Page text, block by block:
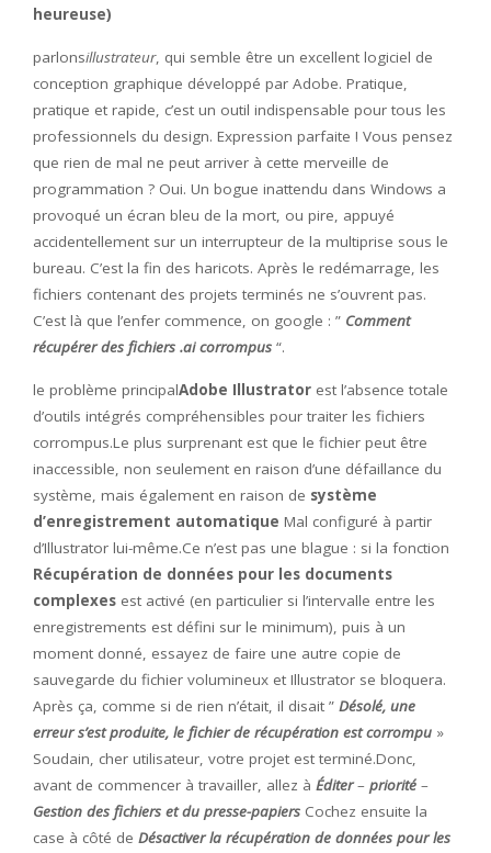
heureuse)
parlonsillustrateur, qui semble être un excellent logiciel de
conception graphique développé par Adobe. Pratique,
pratique et rapide, c’est un outil indispensable pour tous les
professionnels du design. Expression parfaite ! Vous pensez
que rien de mal ne peut arriver à cette merveille de
programmation ? Oui. Un bogue inattendu dans Windows a
provoqué un écran bleu de la mort, ou pire, appuyé
accidentellement sur un interrupteur de la multiprise sous le
bureau. C’est la fin des haricots. Après le redémarrage, les
fichiers contenant des projets terminés ne s’ouvrent pas.
C’est là que l’enfer commence, on google : ” Comment
récupérer des fichiers .ai corrompus “.
le problème principalAdobe Illustrator est l’absence totale
d’outils intégrés compréhensibles pour traiter les fichiers
corrompus.Le plus surprenant est que le fichier peut être
inaccessible, non seulement en raison d’une défaillance du
système, mais également en raison de système
d’enregistrement automatique Mal configuré à partir
d’Illustrator lui-même.Ce n’est pas une blague : si la fonction
Récupération de données pour les documents
complexes est activé (en particulier si l’intervalle entre les
enregistrements est défini sur le minimum), puis à un
moment donné, essayez de faire une autre copie de
sauvegarde du fichier volumineux et Illustrator se bloquera.
Après ça, comme si de rien n’était, il disait ” Désolé, une
erreur s’est produite, le fichier de récupération est corrompu »
Soudain, cher utilisateur, votre projet est terminé.Donc,
avant de commencer à travailler, allez à Éditer – priorité –
Gestion des fichiers et du presse-papiers Cochez ensuite la
case à côté de Désactiver la récupération de données pour les